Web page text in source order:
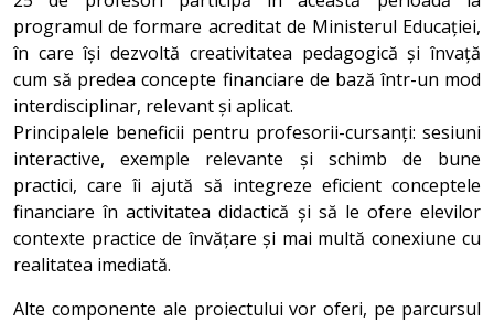
programul de formare acreditat de Ministerul Educației,
în care își dezvoltă creativitatea pedagogică și învață
cum să predea concepte financiare de bază într-un mod
interdisciplinar, relevant și aplicat.
Principalele beneficii pentru profesorii-cursanți: sesiuni
interactive, exemple relevante și schimb de bune
practici, care îi ajută să integreze eficient conceptele
financiare în activitatea didactică și să le ofere elevilor
contexte practice de învățare și mai multă conexiune cu
realitatea imediată.
Alte componente ale proiectului vor oferi, pe parcursul